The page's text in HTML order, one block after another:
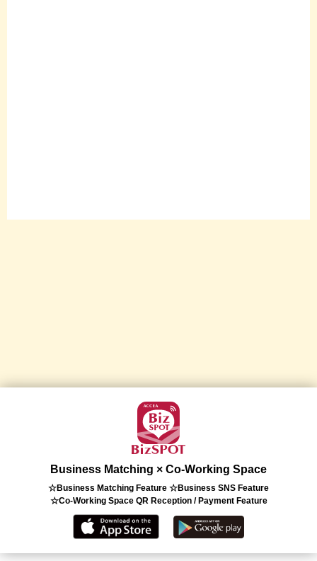
Business Matching × Co-Working Space
☆Business Matching Feature ☆Business SNS Feature
☆Co-Working Space QR Reception / Payment Feature